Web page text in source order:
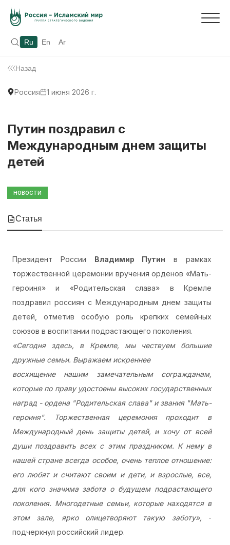
Ru En Ar
Назад
Россия 1 июня 2026 г.
Путин поздравил с
Международным днем защиты
детей
НОВОСТИ
Статья
Президент России Владимир Путин в рамках
торжественной церемонии вручения орденов «Мать-
героиня» и «Родительская слава» в Кремле
поздравил россиян с Международным днем защиты
детей, отметив особую роль крепких семейных
союзов в воспитании подрастающего поколения.
«Сегодня здесь, в Кремле, мы чествуем большие
дружные семьи. Выражаем искреннее
восхищение нашим замечательным согражданам,
которые по праву удостоены высоких государственных
наград - ордена "Родительская слава" и звания "Мать-
героиня". Торжественная церемония проходит в
Международный день защиты детей, и хочу от всей
души поздравить всех с этим праздником. К нему в
нашей стране всегда особое, очень теплое отношение:
его любят и считают своим и дети, и взрослые, все,
для кого значима забота о будущем подрастающего
поколения. Многодетные семьи, которые находятся в
этом зале, ярко олицетворяют такую заботу», -
подчеркнул российский лидер.